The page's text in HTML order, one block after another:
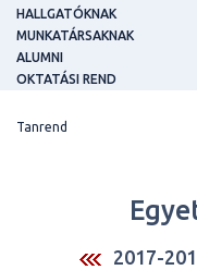
HALLGATÓKNAK
MUNKATÁRSAKNAK
ALUMNI
OKTATÁSI REND
Tanrend
2017-